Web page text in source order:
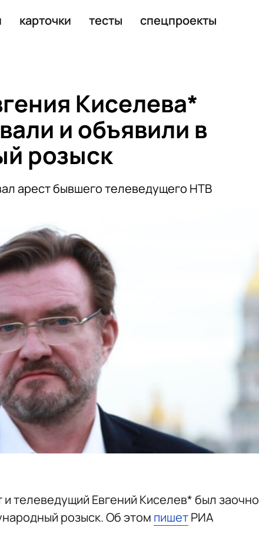
карточки тесты спецпроекты
Киселева*
и объявили в
розыск
арест бывшего телеведущего НТВ
телеведущий Евгений Киселев* был заочно
розыск. Об этом пишетРИА